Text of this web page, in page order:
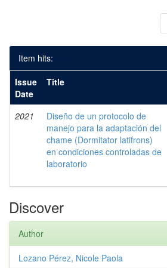
Item hits:
Issue
Date
Title
2021
Diseño de un protocolo de
manejo para la adaptación del
chame (Dormitator latifrons)
en condiciones controladas de
laboratorio
Discover
Author
Lozano Pérez, Nicole Paola